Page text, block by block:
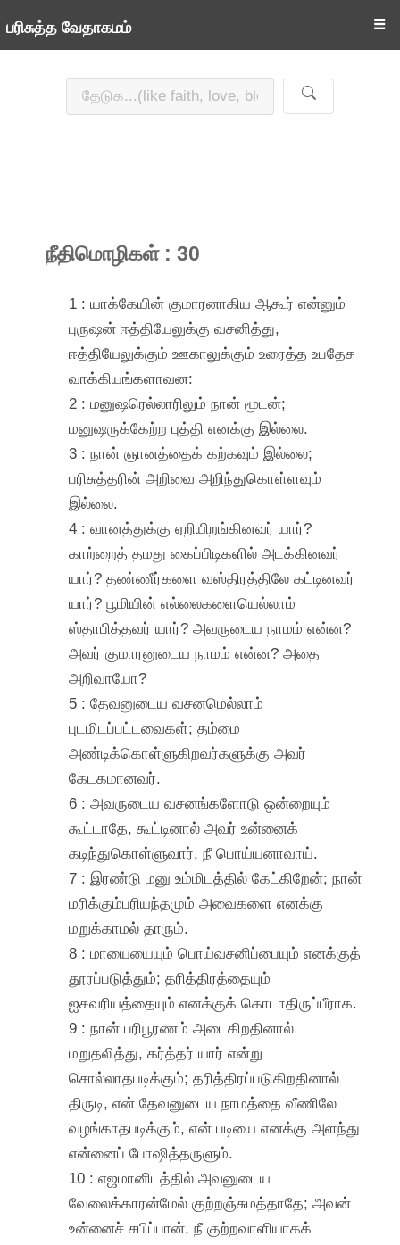
பரிசுத்த வேதாகமம் ☰
நீதிமொழிகள் : 30
1 : யாக்கேயின் குமாரனாகிய ஆகூர் என்னும்
புருஷன் ஈத்தியேலுக்கு வசனித்து,
ஈத்தியேலுக்கும் ஊகாலுக்கும் உரைத்த உபதேச
வாக்கியங்களாவன:
2 : மனுஷரெல்லாரிலும் நான் மூடன்;
மனுஷருக்கேற்ற புத்தி எனக்கு இல்லை.
3 : நான் ஞானத்தைக் கற்கவும் இல்லை;
பரிசுத்தரின் அறிவை அறிந்துகொள்ளவும்
இல்லை.
4 : வானத்துக்கு ஏறியிறங்கினவர் யார்?
காற்றைத் தமது கைப்பிடிகளில் அடக்கினவர்
யார்? தண்ணீர்களை வஸ்திரத்திலே கட்டினவர்
யார்? பூமியின் எல்லைகளையெல்லாம்
ஸ்தாபித்தவர் யார்? அவருடைய நாமம் என்ன?
அவர் குமாரனுடைய நாமம் என்ன? அதை
அறிவாயோ?
5 : தேவனுடைய வசனமெல்லாம்
புடமிடப்பட்டவைகள்; தம்மை
அண்டிக்கொள்ளுகிறவர்களுக்கு அவர்
கேடகமானவர்.
6 : அவருடைய வசனங்களோடு ஒன்றையும்
கூட்டாதே, கூட்டினால் அவர் உன்னைக்
கடிந்துகொள்ளுவார், நீ பொய்யனாவாய்.
7 : இரண்டு மனு உம்மிடத்தில் கேட்கிறேன்; நான்
மரிக்கும்பரியந்தமும் அவைகளை எனக்கு
மறுக்காமல் தாரும்.
8 : மாயையையும் பொய்வசனிப்பையும் எனக்குத்
தூரப்படுத்தும்; தரித்திரத்தையும்
ஐசுவரியத்தையும் எனக்குக் கொடாதிருப்பீராக.
9 : நான் பரிபூரணம் அடைகிறதினால்
மறுதலித்து, கர்த்தர் யார் என்று
சொல்லாதபடிக்கும்; தரித்திரப்படுகிறதினால்
திருடி, என் தேவனுடைய நாமத்தை வீணிலே
வழங்காதபடிக்கும், என் படியை எனக்கு அளந்து
என்னைப் போஷித்தருளும்.
10 : எஜமானிடத்தில் அவனுடைய
வேலைக்காரன்மேல் குற்றஞ்சுமத்தாதே; அவன்
உன்னைச் சபிப்பான், நீ குற்றவாளியாகக்